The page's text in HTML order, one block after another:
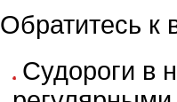
Обратитесь к
Судороги в